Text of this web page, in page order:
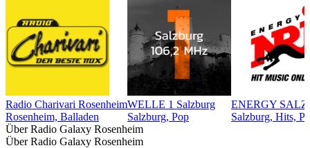
Radio Charivari Rosenheim
Rosenheim, Balladen
WELLE 1 Salzburg
Salzburg, Pop
ENERGY
Salzburg, Hits,
Über Radio Galaxy Rosenheim
Über Radio Galaxy Rosenheim